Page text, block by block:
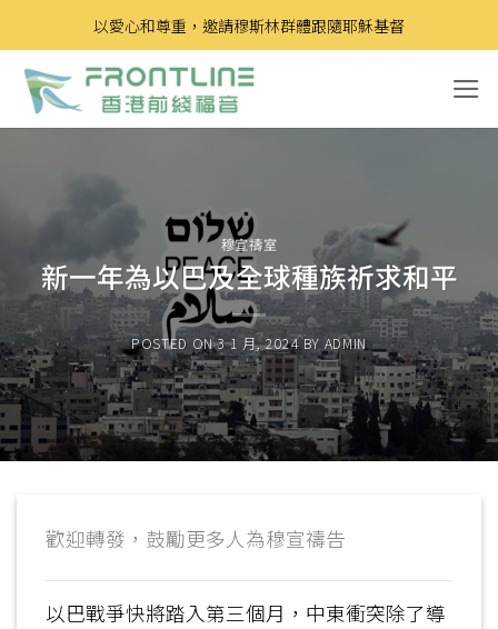
to
content
以愛心和尊重，邀請穆斯林群體跟隨耶穌基督
穆宣禱室
新一年為以巴及全球種族祈求和平
POSTED ON3 1 月, 2024 BY ADMIN
歡迎轉發，鼓勵更多人為穆宣禱告
以巴戰爭快將踏入第三個月，中東衝突除了導